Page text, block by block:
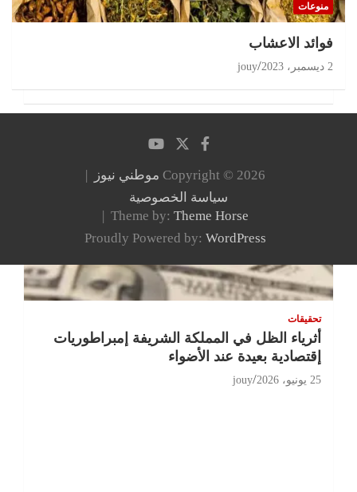
تحقيقات
أثرياء الظل في المملكة الشريفة إمبراطوريات
إقتصادية بعيدة عند الأضواء
25 يونيو، 2026 jouy
منوعات
‏فوائد الاعشاب
2 ديسمبر، 2023 jouy
Copyright © 2026 موطني نيوز
سياسة الخصوصية
Theme by: Theme Horse
Proudly Powered by: WordPress